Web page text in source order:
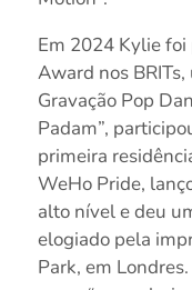
Em 2024 Kylie
Award nos
Gravação Pop
Padam”,
primeira
WeHo Pride,
alto nível e deu
elogiado pela
Park, em